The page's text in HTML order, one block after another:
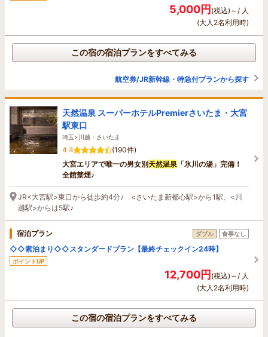
5,000円(税込)～/ 人
(大人2名利用時)
この宿の宿泊プランをすべてみる
航空券/JR新幹線・特急付プランから探す
天然温泉 スーパーホテルPremierさいたま・大宮
駅東口
埼玉>川越・さいたま
4.4
(190件)
大宮エリアで唯一の男女別天然温泉 「氷川の湯」完備！
全館禁煙♪
JR<大宮駅>東口から徒歩約4分♪ <さいたま新都心駅>から1駅、<川
越駅>からは5駅♪
宿泊プラン ダブル 食事なし
◇◇素泊まり◇◇スタンダードプラン【最終チェックイン24時】
ポイントUP
12,700円(税込)～/ 人
(大人2名利用時)
この宿の宿泊プランをすべてみる